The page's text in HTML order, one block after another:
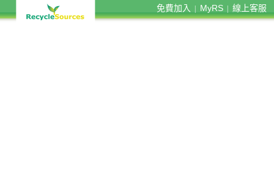
免費加入 MyRS 線上客服